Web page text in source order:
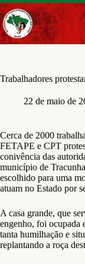
Pular
para
o
conteúdo
Trabalhadores
22 de maio de
Cerca de 2000
FETAPE e CPT
conivência das
município de
escolhido para uma
atuam no Estado por
A casa grande, que
engenho, foi ocupada
tanta humilhação e
replantando a roça